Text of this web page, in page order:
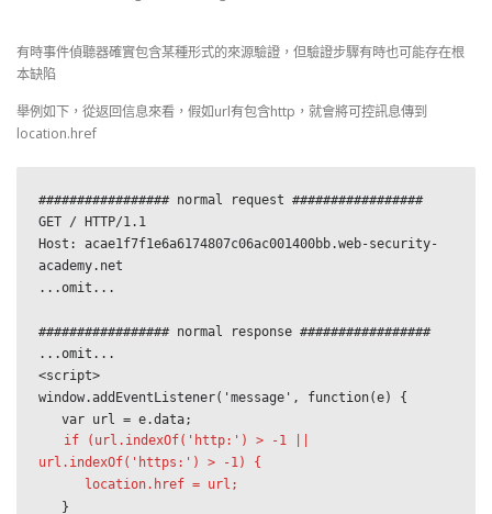
有時事件偵聽器確實包含某種形式的來源驗證，但驗證步驟有時也可能存在根
本缺陷
舉例如下，從返回信息來看，假如url有包含http，就會將可控訊息傳到
location.href
################# normal request #################
GET / HTTP/1.1
Host: acae1f7f1e6a6174807c06ac001400bb.web-security-
academy.net
...omit...
################# normal response #################
...omit...
<script>
window.addEventListener('message', function(e) {
if (url.indexOf('http:') > -1 ||
url.indexOf('https:') > -1) {
      location.href = url;